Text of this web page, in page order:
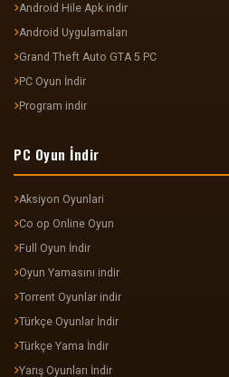
Android Hile Apk indir
Android Uygulamaları
Grand Theft Auto GTA 5 PC
PC Oyun İndir
Program indir
PC Oyun İndir
Aksiyon Oyunlari
Co op Online Oyun
Full Oyun İndir
Oyun Yamasını indir
Torrent Oyunlar indir
Türkçe Oyunlar İndir
Türkçe Yama İndir
Yarış Oyunları İndir